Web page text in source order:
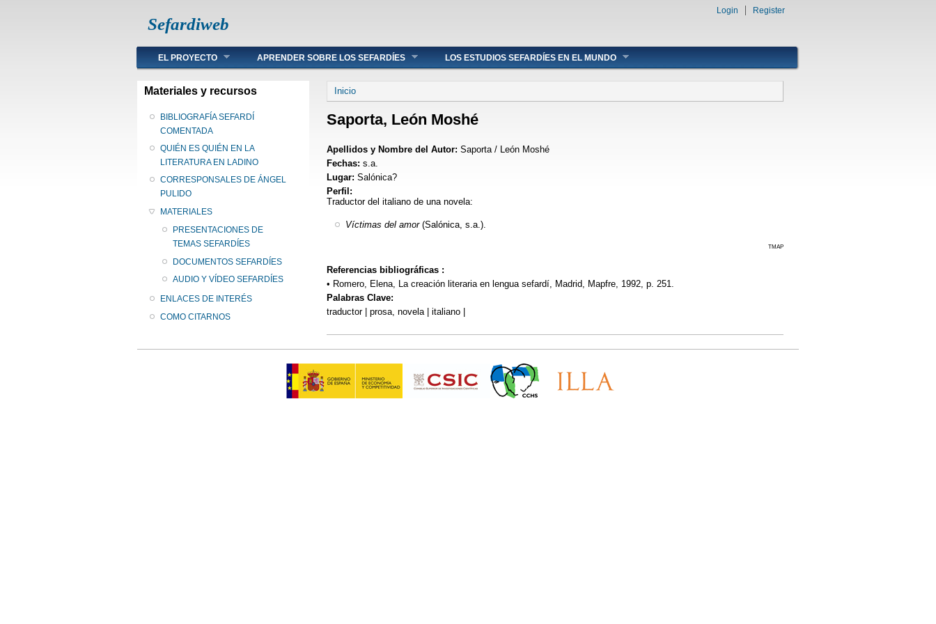
Sefardiweb
Login Register
Main menu
EL PROYECTO APRENDER SOBRE LOS SEFARDÍES LOS ESTUDIOS SEFARDÍES EN EL MUNDO
Materiales y recursos
BIBLIOGRAFÍA SEFARDÍ
COMENTADA
QUIÉN ES QUIÉN EN LA
LITERATURA EN LADINO
CORRESPONSALES DE ÁNGEL
PULIDO
MATERIALES
PRESENTACIONES DE
TEMAS SEFARDÍES
DOCUMENTOS SEFARDÍES
AUDIO Y VÍDEO SEFARDÍES
ENLACES DE INTERÉS
COMO CITARNOS
Se encuentra usted aquí
Inicio
Saporta, León Moshé
Apellidos y Nombre del Autor: Saporta / León Moshé
Fechas: s.a.
Lugar: Salónica?
Perfil:
Traductor del italiano de una novela:
Víctimas del amor(Salónica, s.a.).
TMAP
Referencias bibliográficas :
• Romero, Elena, La creación literaria en lengua sefardí, Madrid, Mapfre, 1992, p. 251.
Palabras Clave:
traductor | prosa, novela | italiano |